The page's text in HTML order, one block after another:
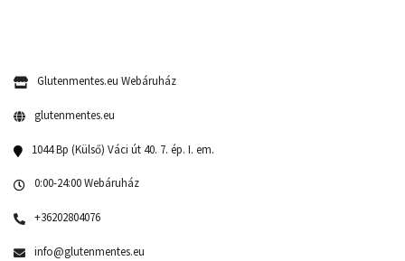
Glutenmentes.eu Webáruház
glutenmentes.eu
1044 Bp (Külső) Váci út 40. 7. ép. I. em.
0:00-24:00 Webáruház
+36202804076
info@glutenmentes.eu